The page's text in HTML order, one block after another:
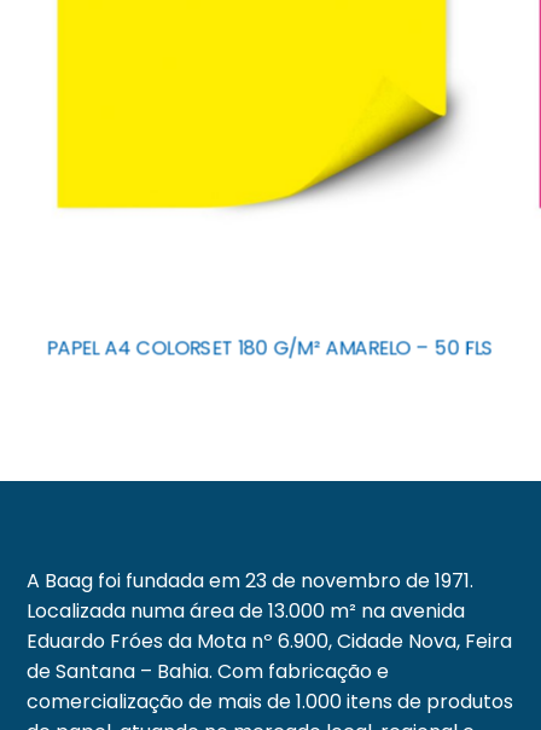
PAPEL A4 COLORSET 180 G/M² AMARELO – 50 FLS
A Baag foi fundada em 23 de novembro de 1971.
Localizada numa área de 13.000 m² na avenida
Eduardo Fróes da Mota nº 6.900, Cidade Nova, Feira
de Santana – Bahia. Com fabricação e
comercialização de mais de 1.000 itens de produtos